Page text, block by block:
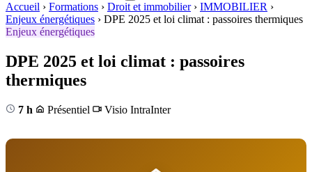
Accueil › Formations › Droit et immobilier › IMMOBILIER ›
Enjeux énergétiques › DPE 2025 et loi climat : passoires thermiques
Enjeux énergétiques
DPE 2025 et loi climat : passoires
thermiques
7 h Présentiel Visio IntraInter